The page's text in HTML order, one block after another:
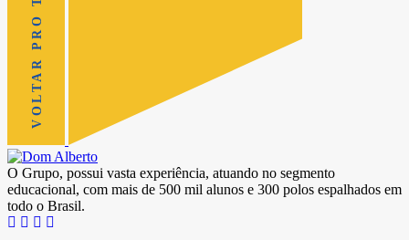
VOLTAR PRO TOPO
O Grupo, possui vasta experiência, atuando no segmento
educacional, com mais de 500 mil alunos e 300 polos espalhados em
todo o Brasil.